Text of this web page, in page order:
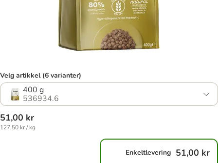
Velg artikkel (6 varianter)
400 g
536934.6
51,00 kr
127,50 kr / kg
Enkeltlevering 51,00 kr